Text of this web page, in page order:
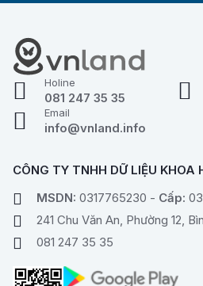
Holine
081 247 35 35
Email
info@vnland.info
CÔNG TY TNHH DỮ LIỆU KHOA
MSDN: 0317765230 - Cấp:
241 Chu Văn An, Phường 12,
081 247 35 35